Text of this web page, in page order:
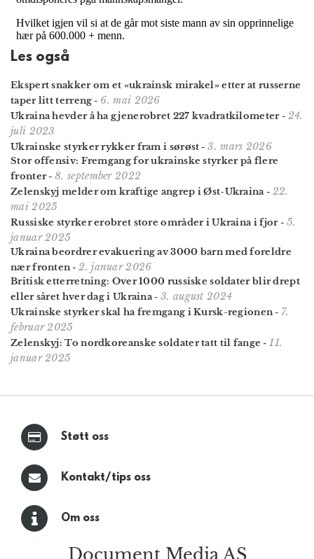
Les også
Ekspert snakker om et «ukrainsk mirakel» etter at russerne
taper litt terreng - 6. mai 2026
Ukraina hevder å ha gjenerobret 227 kvadratkilometer- 24.
juli 2023
Ukrainske styrker rykker fram i sørøst -3. mars 2026
Stor offensiv: Fremgang for ukrainske styrker på flere
fronter-8. september 2022
Zelenskyj melder om kraftige angrep i Øst-Ukraina - 22.
mai 2025
Russiske styrker erobret store områder i Ukraina i fjor- 5.
januar 2025
Ukraina beordrer evakuering av 3000 barn med foreldre
nær fronten-2. januar 2026
Britisk etterretning: Over 1000 russiske soldater blir drept
eller såret hver dag i Ukraina -3. august 2024
Ukrainske styrker skal ha fremgang i Kursk-regionen- 7.
februar 2025
Zelenskyj: To nordkoreanske soldater tatt til fange -11.
januar 2025
Støtt oss
Kontakt/tips oss
Om oss
Document Media AS